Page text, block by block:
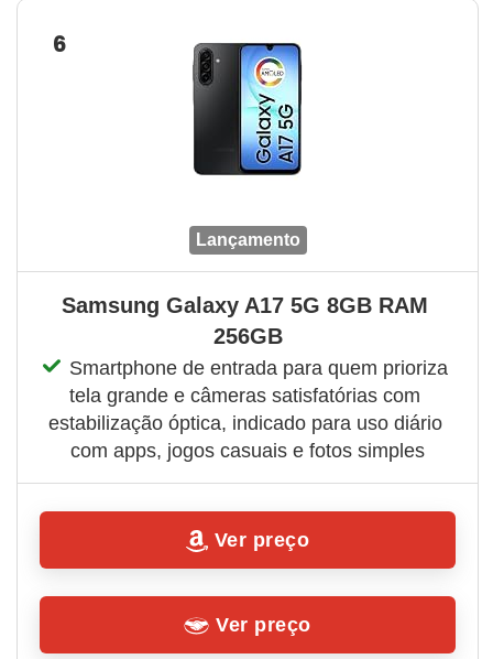
6
lançamento
Samsung Galaxy A17 5G 8GB RAM
256GB
Smartphone de entrada para quem prioriza
tela grande e câmeras satisfatórias com
estabilização óptica, indicado para uso diário
com apps, jogos casuais e fotos simples
Ver preço
Ver preço